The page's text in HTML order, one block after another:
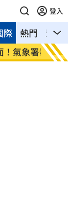
登入
熱門 影音
際
豪雨特
南電